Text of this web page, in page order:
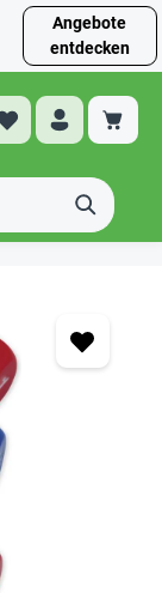
Angebote
entdecken